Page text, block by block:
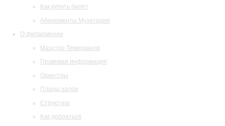
Как купить билет
Абонементы Музитория
О филармонии
Маэстро Темирканов
Правовая информация
Оркестры
Планы залов
Структура
Как добраться